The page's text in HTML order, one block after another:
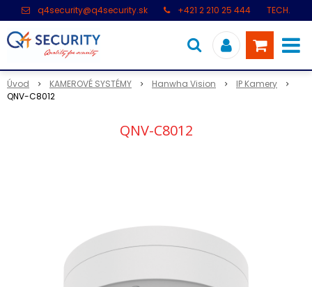
q4security@q4security.sk +421 2 210 25 444
TECH.
Úvod KAMEROVÉ SYSTÉMY Hanwha Vision
IP Kamery
QNV-C8012
QNV-C8012